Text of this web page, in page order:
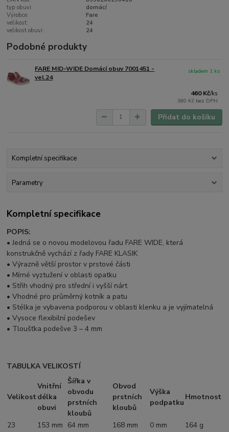
typ obuvi:
domácí
Výrobce:
Fare
velikost:
24
velikost obuvi:
24
Podobné produkty
FARE MID-WIDE Domácí obuv 7001451 -
vel.24
460 Kč/ks
380 Kč bez DPH
skladem 1 ks
Přidat do košíku
Kompletní specifikace
Parametry
Kompletní specifikace
POPIS:
• Jedná se o novou modelovou řadu FARE WIDE, která
konstrukčně vychází z řady FARE KLASIK
• Výrazně větší prostor v prstové části
• Mírné vyztužení v oblasti opatku
• Střih vhodný pro střední i vyšší nárt
• Vhodné pro průměrný kotník a patu
• Stélka je vybavena podporou v oblasti klenku a je vyjímatelná
• Vysoce flexibilní podešev
• Tloušťka podešve 3 – 4 mm
TABULKA VELIKOSTÍ
Velikost
Vnitřní
délka
obuvi
Šířka v
obvodu
prstních
kloubů
Obvod
prstních
kloubů
Výška
podpatku
Hmotnost
23 153 mm 64 mm 168 mm 0 mm
164 g